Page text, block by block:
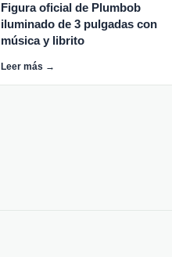
Figura oficial de Plumbob
iluminado de 3 pulgadas con
música y librito
Leer más →